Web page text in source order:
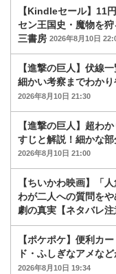
【Kindleセール】11
セン王国史・魔物を
三書房 2026年8月10日
【進撃の巨人】伏線
細かい考察までわかり
2026年8月10日 21:30
【進撃の巨人】超わ
すじと解説！細かな部
2026年8月10日 21:00
【ちいかわ映画】「
わが二人への質問を
劇の真実【ネタバレ注
【ポケポケ】便利カ
ド・ふしぎなアメな
2026年8月10日 19:34